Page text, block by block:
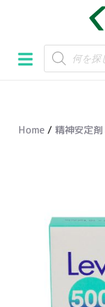
ン
テ
スHome / 精神安定剤